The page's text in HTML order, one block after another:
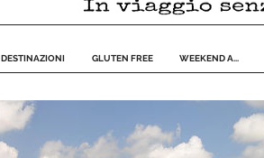
DESTINAZIONI GLUTEN FREE WEEKEND A...